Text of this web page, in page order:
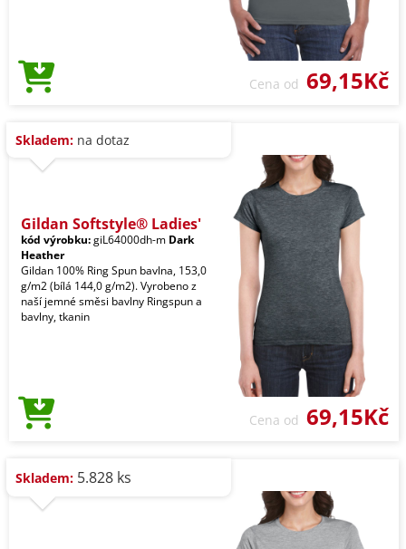
Cena od 69,15Kč
Skladem: na dotaz
Gildan Softstyle® Ladies'
kód výrobku:giL64000dh-m Dark
Heather
Gildan 100% Ring Spun bavlna, 153,0
g/m2 (bílá 144,0 g/m2). Vyrobeno z
naší jemné směsi bavlny Ringspun a
bavlny, tkanin
Cena od 69,15Kč
Skladem: 5.828 ks